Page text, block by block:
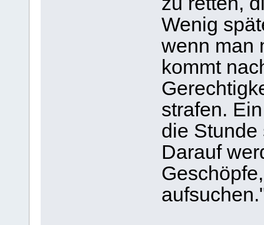
Wenig
wenn man
kommt
strafen.
die Stunde
Darauf